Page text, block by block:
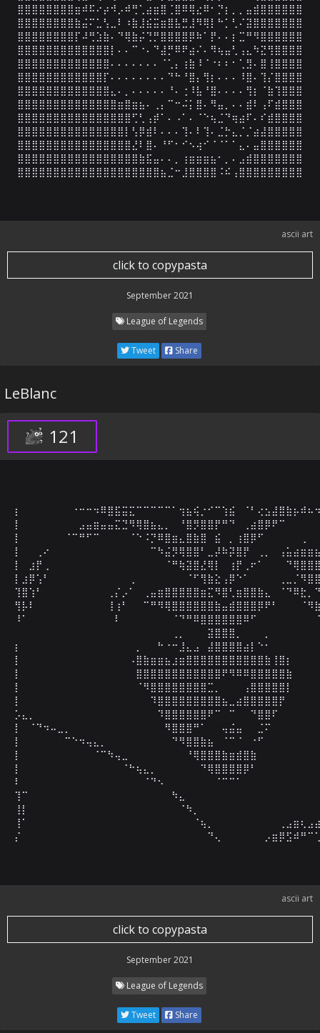
⣿⣿⣿⣿⣿⣿⣿⣿⣶⠾⠯⠔⡴⠺⡠⠾⢛⢁⣴⣶⣿⢈⣿⠿⢿⣔⠿⠂⡙⡆⡀⡀⣤⣾⣿⣿⣿⣿⣿⣿
⣿⣿⣿⣿⣿⣿⣿⣿⣷⣬⠍⣁⢣⣀⠇⠰⣷⣸⣮⣭⣶⣿⣧⣛⣸⠻⢿⡇⠓⡁⢃⠌⣽⣿⣿⣿⣿⣿⣿⣿
⣿⣿⣿⣿⣿⣿⣿⣿⡏⠼⢛⣱⣷⠄⠙⢿⣷⡬⢙⡛⣿⣿⣿⣿⡿⠷⠁⡟⠄⠄⡆⣉⠛⠻⣿⣿⣿⣿⣿⣿
⣿⣿⣿⣿⣿⣿⣿⣿⣿⣿⣿⣿⣿⡇⠄⠄⠉⠐⠄⠙⣼⡛⠿⠟⣴⠌⠄⠻⢦⣤⢃⢠⣄⠳⣝⢻⣿⣿⣿⣿
⣿⣿⣿⣿⣿⣿⣿⣿⣿⣿⣿⣿⣿⠄⠄⠄⠄⠄⠄⠄⠈⢁⡄⢰⣷⠸⠈⠐⠆⠆⠂⢁⣻⠄⣿⢸⣿⣿⣿⣿
⣿⣿⣿⣿⣿⣿⣿⣿⣿⣿⣿⣿⡏⠄⠄⠄⠄⠄⠄⠄⠄⠙⠓⠘⣿⡄⢻⡆⠄⠄⠄⠸⣿⠄⢹⡌⣿⣿⣿⣿
⣿⣿⣿⣿⣿⣿⣿⣿⣿⣿⣿⣿⣿⣄⠄⡀⠄⠄⠄⠄⠄⠘⠄⢐⠸⣧⠘⣿⠄⠄⠄⠄⢻⡆⠈⣷⢹⣿⣿⣿
⣿⣿⣿⣿⣿⣿⣿⣿⣿⣿⣿⣿⣿⣿⣶⣿⣶⣦⠄⢀⡄⠉⠒⠬⡅⣿⠄⠻⣤⡀⠄⠄⣾⠇⢠⠏⣾⣿⣿⣿
⣿⣿⣿⣿⣿⣿⣿⣿⣿⣿⣿⣿⣿⣿⣿⣿⢋⢃⢠⡾⠁⠄⠠⠁⠄⠈⠑⢦⣈⠙⢶⣴⠏⠄⠎⣾⣿⣿⣿⣿
⣿⣿⣿⣿⣿⣿⣿⣿⣿⣿⣿⣿⣿⣿⣿⡇⢣⡿⣾⠇⠄⠄⠄⢹⠄⠇⢹⠄⣈⡓⣄⡈⡈⣴⣼⣿⣿⣿⣿⣿
⣿⣿⣿⣿⣿⣿⣿⣿⣿⣿⣿⣿⣿⣿⣿⣿⣜⠇⣿⠄⠘⠋⠂⠊⠢⢴⠊⠈⠈⠁⠁⣄⠄⣤⣿⣿⣿⣿⣿⣿
⣿⣿⣿⣿⣿⣿⣿⣿⣿⣿⣿⣿⣿⣿⣿⣿⣿⣷⣯⣤⠄⠄⡀⢰⣶⣶⣶⣦⠂⡀⠄⣠⣾⣿⣿⣿⣿⣿⣿⣿
⣿⣿⣿⣿⣿⣿⣿⣿⣿⣿⣿⣿⣿⣿⣿⣿⣿⣿⣿⣿⣦⣈⠒⣸⣿⣿⣿⣿⠨⠮⢠⣿⣿⣿⣿⣿⣿⣿⣿⣿
ascii art
click to copypasta
September 2021
League of Legends
Tweet Share
LeBlanc
121
ascii art
click to copypasta
September 2021
League of Legends
Tweet Share